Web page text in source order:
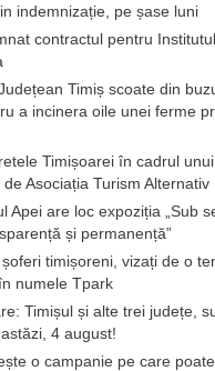
indemnizație, pe șase luni
contractul pentru
Timiș scoate din
a incinera oile unei ferme
Timișoarei în cadrul
Asociația Turism Alternativ
Apei are loc expoziția „Sub
și permanență”
timișoreni, vizați de o
numele Tpark
Timișul și alte trei județe,
4 august!
o campanie pe care